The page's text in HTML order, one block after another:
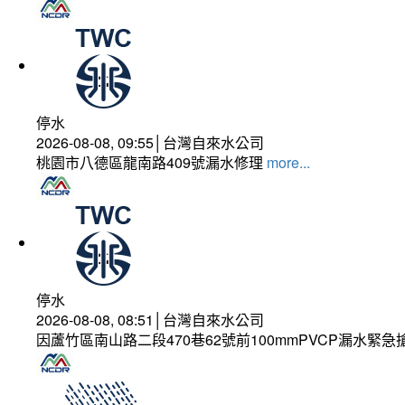
停水
2026-08-08, 09:55│台灣自來水公司
桃園市八德區龍南路409號漏水修理 more...
停水
2026-08-08, 08:51│台灣自來水公司
因蘆竹區南山路二段470巷62號前100mmPVCP漏水緊急